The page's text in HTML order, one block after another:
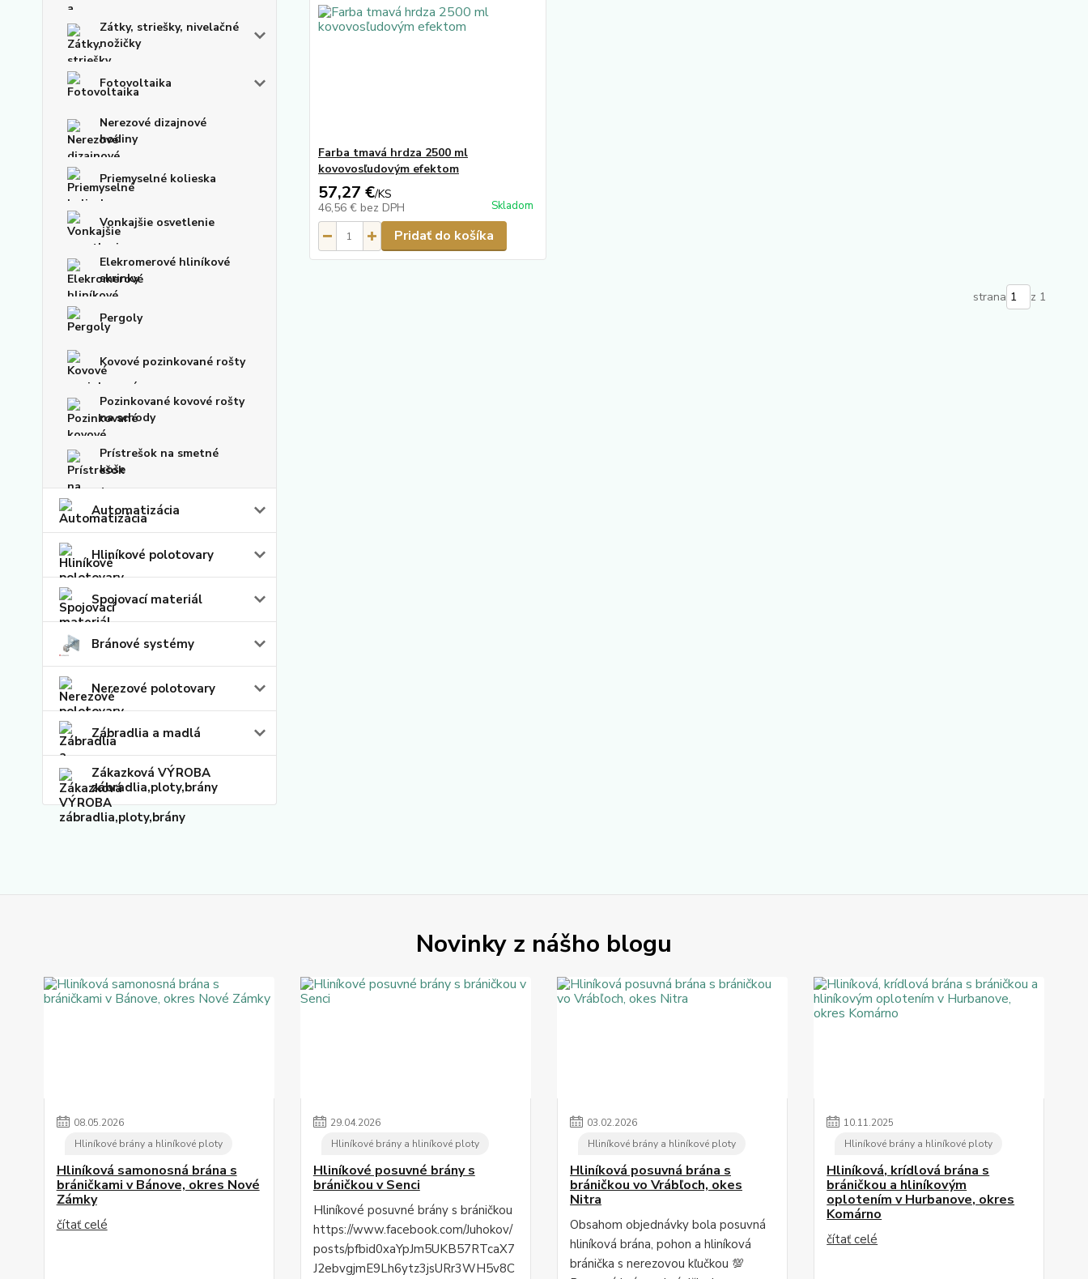
Zátky, striešky, nivelačné
nožičky
Fotovoltaika
Nerezové dizajnové
hodiny
Priemyselné kolieska
Vonkajšie osvetlenie
Elekromerové hliníkové
skrinky
Pergoly
Kovové pozinkované rošty
Pozinkované kovové rošty
na schody
Prístrešok na smetné
koše
Automatizácia
Hliníkové polotovary
Spojovací materiál
Bránové systémy
Nerezové polotovary
Zábradlia a madlá
Zákazková VÝROBA
zábradlia,ploty,brány
Farba tmavá hrdza 2500 ml
kovovosľudovým efektom
57,27 €/KS
46,56 € bez DPH Skladom
Pridať do košíka
strana z 1
Novinky z nášho blogu
08.05.2026
Hliníkové brány a hliníkové ploty
Hliníková samonosná brána s
bráničkami v Bánove, okres Nové
Zámky
čítať celé
29.04.2026
Hliníkové brány a hliníkové ploty
Hliníkové posuvné brány s
bráničkou v Senci
Hliníkové posuvné brány s bráničkou
https://www.facebook.com/Juhokov/
posts/pfbid0xaYpJm5UKB57RTcaX7
J2ebvgjmE9Lh6ytz3jsURr3WH5v8C
03.02.2026
Hliníkové brány a hliníkové ploty
Hliníková posuvná brána s
bráničkou vo Vrábľoch, okes
Nitra
Obsahom objednávky bola posuvná
hliníková brána, pohon a hliníková
bránička s nerezovou kľučkou 💯
10.11.2025
Hliníkové brány a hliníkové ploty
Hliníková, krídlová brána s
bráničkou a hliníkovým
oplotením v Hurbanove, okres
Komárno
čítať celé